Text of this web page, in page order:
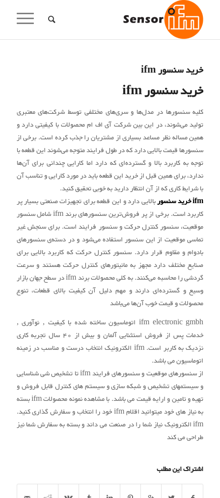
خرید سنسور ifm
خرید سنسور ifm
کلیه سنسورها در مدل‌ها و سری‌های مختلفی توسط شرکت‌های معتبری
تولید می‌شوند، در این بین شرکت آی اف ام محصولات با کیفیتی دارد و
همین مساله نظر مساعد بسیاری از مشتریان را جذب کرده است. برخی از
سنسورها قیمت بالایی دارد که در طول فرایند متوجه می‌شوند این قطعه با
توجه به کاربرد بالا و گسترده‌ای که دارد اما کارایی چندانی برای آن‌ها
ندارد، برای همین قبل از خرید این قطعه باید در مورد کارایی و تناسب آن
با شرایط کاری که از آن انتظار دارید به خوبی تحقیق کنید.
ifm خرید سنسور
بالایی دارد و این قطعه برای تجهیزات صنعتی بسیار پر
کاربرد است. برخی از پر فروش‌ترین سنسورهای برند ifm شامل سنسور
موقعیت، سنسور کنترل حرکت و سنسور فرایند است. برای سنجش غیر
تماسی موقعیت از این سنسور استفاده می‌شود و در دسته‌ی سنسورهای
بادوام و مقاوم قرار دارد. سنسور کنترل حرکت که کاربرد بالایی برای
صنایع مختلف دارد مجهز به مانیتورهای کنترل حرکت هستند و سرعت
گردشی را محاسبه می‌کنند. به کلی محصولات برند ifm در سطح جهان بازار
وسیع و گسترده‌ای دارند و مهم‌ دلیل آن کیفیت بالای قطعات،‌ تنوع
محصولات و قیمت خوب آن‌ها می‌باشد
ifm electronic gmbh اتوماسیون ساخته شده با کیفیت , نوآوری ,
خدمات پس از فروش استثنایی آلمان و بیش از 40 سال تجربه کاری
نزدیک به کاربر است. ifm الکترونیک انتخاب درست و مناسب در زمینه
اتوماسیون می باشد.
از سنسورهای موقعیت و سنسورهای فرایند ifm تا تشخیص شی شناسایی
و سیستمهای تشخیص و شبکه سازی و سیستم های کنترل قابل فروش و
تهیه و تامین و ارایه قیمت می باشد. با مشاهده نمونه محصولات ifm بسته
به نیاز های خود میتوانید اقلام ifm خود را انتخاب و سفارش گذاری کنید.
ifm الکترونیک نیاز شما را در صنعت می داند و بسته به سفارش شما نیز
طراحی می کند
اشتراک این مطلب